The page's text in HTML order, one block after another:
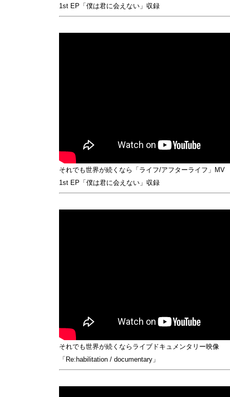
1st EP「僕は君に会えない」収録
それでも世界が続くなら「ライフ/アフターライフ」MV
1st EP「僕は君に会えない」収録
それでも世界が続くならライブドキュメンタリー映像
「Re:habilitation / documentary」